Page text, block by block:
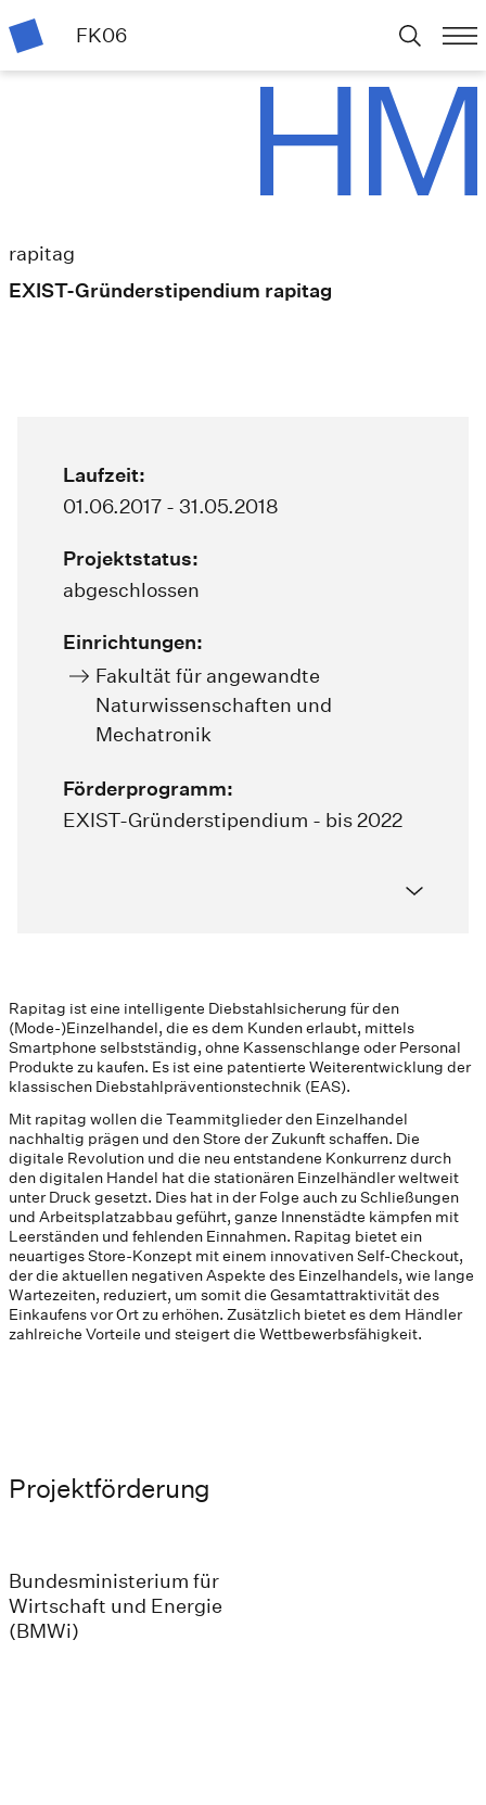
FK06
rapitag
EXIST-Gründerstipendium rapitag
Laufzeit:
01.06.2017 - 31.05.2018
Projektstatus:
abgeschlossen
Einrichtungen:
Fakultät für angewandte
Naturwissenschaften und
Mechatronik
Förderprogramm:
EXIST-Gründerstipendium - bis 2022
Rapitag ist eine intelligente Diebstahlsicherung für den
(Mode-)Einzelhandel, die es dem Kunden erlaubt, mittels
Smartphone selbstständig, ohne Kassenschlange oder Personal
Produkte zu kaufen. Es ist eine patentierte Weiterentwicklung der
klassischen Diebstahlpräventionstechnik (EAS).
Mit rapitag wollen die Teammitglieder den Einzelhandel
nachhaltig prägen und den Store der Zukunft schaffen. Die
digitale Revolution und die neu entstandene Konkurrenz durch
den digitalen Handel hat die stationären Einzelhändler weltweit
unter Druck gesetzt. Dies hat in der Folge auch zu Schließungen
und Arbeitsplatzabbau geführt, ganze Innenstädte kämpfen mit
Leerständen und fehlenden Einnahmen. Rapitag bietet ein
neuartiges Store-Konzept mit einem innovativen Self-Checkout,
der die aktuellen negativen Aspekte des Einzelhandels, wie lange
Wartezeiten, reduziert, um somit die Gesamtattraktivität des
Einkaufens vor Ort zu erhöhen. Zusätzlich bietet es dem Händler
zahlreiche Vorteile und steigert die Wettbewerbsfähigkeit.
Projektförderung
Bundesministerium für
Wirtschaft und Energie
(BMWi)